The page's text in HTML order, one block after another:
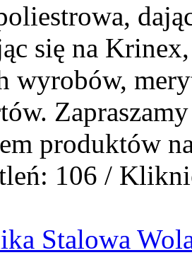
się na
wyrobów,
produktów
106 /
Stalowa